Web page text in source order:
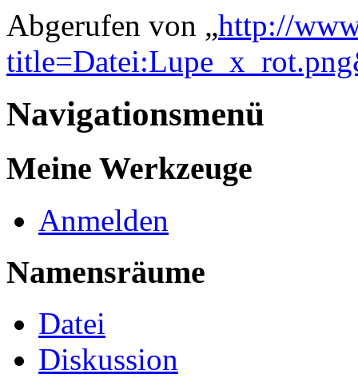
Abgerufen von „http://
Navigationsmenü
Meine Werkzeuge
Anmelden
Namensräume
Datei
Diskussion